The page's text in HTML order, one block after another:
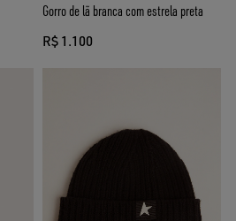
Gorro de lã branca com estrela preta
R$ 1.100